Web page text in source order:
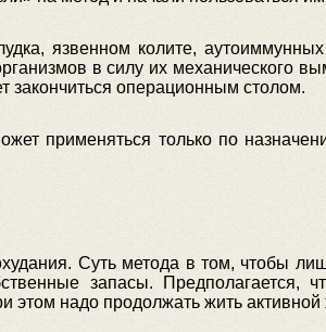
язвенном колите,
в силу их механического
операционным столом.
применяться только по
Суть метода в том, чтобы
запасы. Предполагается,
надо продолжать жить активной